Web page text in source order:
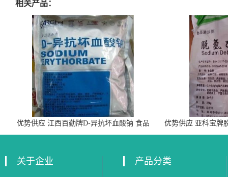
相关产品：
优势供应 江西百勤牌D-异抗坏血酸钠 食品
级抗氧化剂
优势供应 亚科宝牌
关于企业 产品分类